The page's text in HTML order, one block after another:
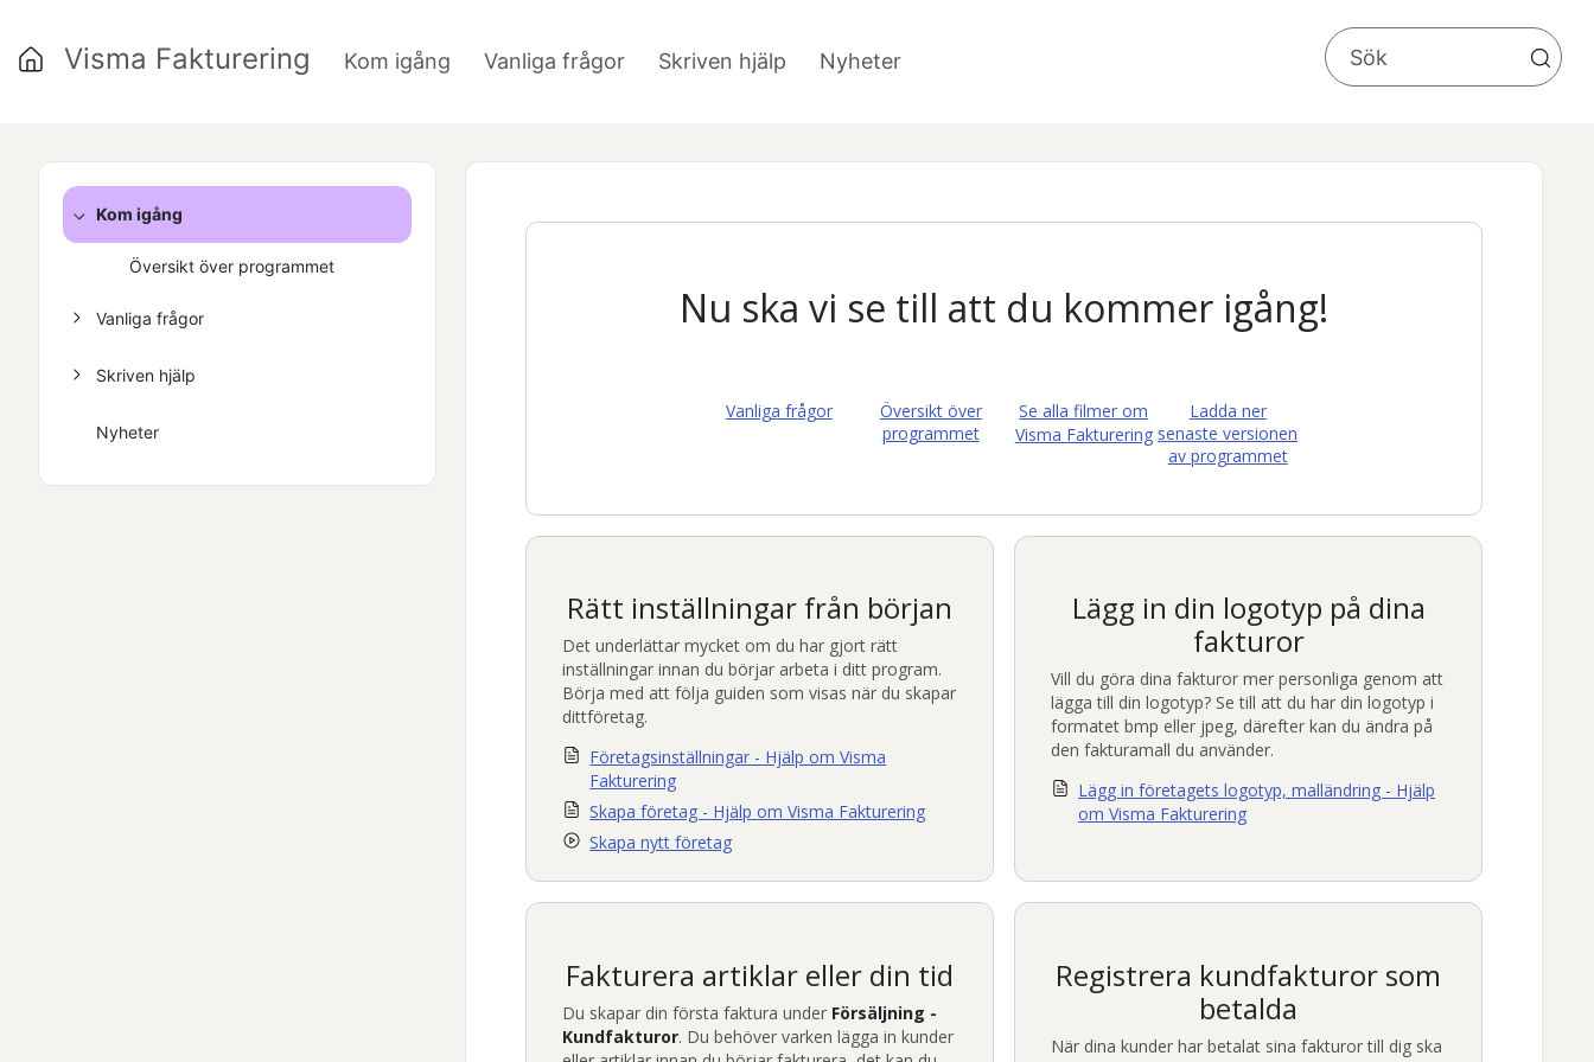
Kom igång Vanliga frågor Skriven hjälp Nyheter
Visma Fakturering
Kom igång
Översikt över programmet
Vanliga frågor
Skriven hjälp
Nyheter
Nu ska vi se till att du kommer igång!
Vanliga frågor
Översikt över
programmet
Se alla filmer om
Visma Fakturering
Ladda ner
senaste versionen
av programmet
Rätt inställningar från början
Det underlättar mycket om du har gjort rätt
inställningar innan du börjar arbeta i ditt program.
Börja med att följa guiden som visas när du skapar
dittföretag.
Företagsinställningar - Hjälp om Visma
Fakturering
Skapa företag - Hjälp om Visma Fakturering
Skapa nytt företag
Lägg in din logotyp på dina
fakturor
Vill du göra dina fakturor mer personliga genom att
lägga till din logotyp? Se till att du har din logotyp i
formatet bmp eller jpeg, därefter kan du ändra på
den fakturamall du använder.
Lägg in företagets logotyp, malländring - Hjälp
om Visma Fakturering
Fakturera artiklar eller din tid
Du skapar din första faktura under Försäljning -
Kundfakturor. Du behöver varken lägga inkunder
Registrera kundfakturor som
betalda
När dina kunderhar betalat sina fakturor till dig ska